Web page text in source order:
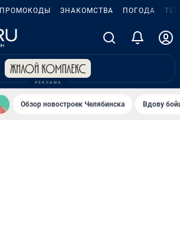
ПРОМОКОДЫ ЗНАКОМСТВА ПОГОДА
Обзор новостроек Челябинска Вдову